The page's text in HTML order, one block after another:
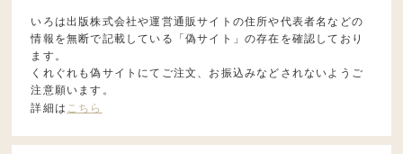
いろは出版株式会社や運営通販サイトの住所や代表者名などの
情報を無断で記載している「偽サイト」の存在を確認しており
ます。
くれぐれも偽サイトにてご注文、お振込みなどされないようご
注意願います。
詳細は こちら